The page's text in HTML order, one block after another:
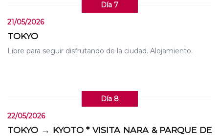
Día 7
21/05/2026
TOKYO
Libre para seguir disfrutando de la ciudad. Alojamiento.
Día 8
22/05/2026
TOKYO → KYOTO * VISITA NARA & PARQUE DE